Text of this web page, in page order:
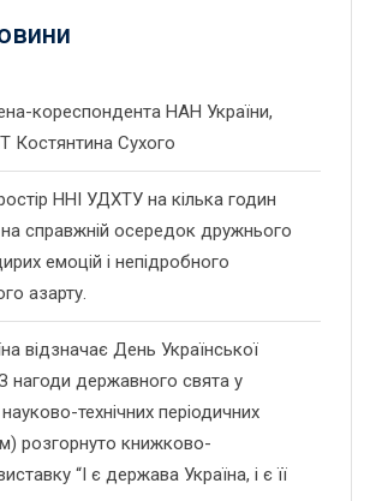
кореспондента НАН України,
Костянтина Сухого
ННІ УДХТУ на кілька годин
справжній осередок дружнього
емоцій і непідробного
азарту.
відзначає День Української
нагоди державного свята у
науково-технічних періодичних
розгорнуто книжково-
“І є держава Україна, і є її